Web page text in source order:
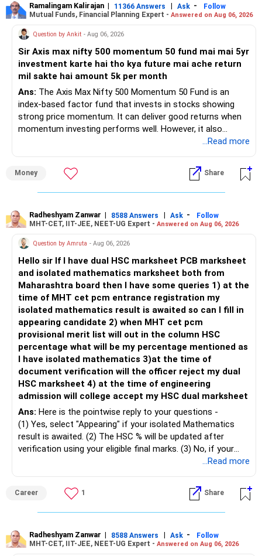
retirement.
– You have started planning well before retirement.
» Areas That Need More Attention
– Your retirement is only 10 years away.
– Your child is just 6 years old.
– Higher education expenses will come after your
retirement.
– So, retirement and child's education must run together.
– Review whether your present SIP is enough.
– Increase SIP every year whenever salary increases.
– Even a small annual increase can create a much bigger
– Keep retirement as your first financial priority.
» Child's Education
– Create a separate mutual fund portfolio for your child's
education.
– Avoid mixing it with retirement investments.
– Review this goal every two to three years.
» Emergency Fund
– Maintain at least 6 to 12 months of family expenses.
– Keep this money in safe and easily accessible
investments.
– This prevents disturbing your long-term investments.
» Home Loan Strategy
– Continue your EMI regularly.
– If you receive bonus or any lump sum, consider part
– Do not use all surplus for loan closure alone.
» Insurance Review
– Health insurance is in place. Good.
– Also check whether you have adequate term life
Ramalingam Kalirajan | 11366 Answers | Ask -
Follow
Mutual Funds, Financial Planning Expert - Answered on Aug 06, 2026
Question by Ankit - Aug 06, 2026
Sir Axis max nifty 500 momentum 50 fund mai mai 5yr
investment karte hai tho kya future mai ache return
mil sakte hai amount 5k per month
Ans: The Axis Max Nifty 500 Momentum 50 Fund is an
index-based factor fund that invests in stocks showing
strong price momentum. It can deliver good returns when
momentum investing performs well. However, it also
carries higher risk and volatility than diversified actively
My view for a 5-year investment:
more suitable for this type of fund.
– Returns cannot be guaranteed. Good performance in the
past does not ensure similar returns in the future.
– Momentum strategies can underperform for long periods
when market trends reverse.
– This fund may witness sharper ups and downs than
diversified equity funds.
– Investing Rs.5,000 per month through SIP is a disciplined
approach and helps reduce timing risk.
For most investors, I prefer actively managed diversified
equity funds over momentum index funds because:
– Fund managers can reduce exposure to expensive or
weak sectors.
– They can adapt to changing market conditions.
– They aim to manage downside risk better during volatile
markets.
investment, choose a diversified actively managed mutual
fund instead of putting the entire Rs.5,000 into a
...Read more
Money Share
Radheshyam Zanwar | 8588 Answers | Ask -
Follow
MHT-CET, IIT-JEE, NEET-UG Expert - Answered on Aug 06, 2026
Question by Amruta - Aug 06, 2026
Hello sir If I have dual HSC marksheet PCB marksheet
and isolated mathematics marksheet both from
Maharashtra board then I have some queries 1) at the
time of MHT cet pcm entrance registration my
isolated mathematics result is awaited so can I fill in
appearing candidate 2) when MHT cet pcm
provisional merit list will out in the column HSC
percentage what will be my percentage mentioned as
I have isolated mathematics 3)at the time of
document verification will the officer reject my dual
HSC marksheet 4) at the time of engineering
admission will college accept my HSC dual marksheet
Ans: Here is the pointwise reply to your questions -
(1) Yes, select "Appearing" if your isolated Mathematics
result is awaited. (2) The HSC % will be updated after
verification using your eligible final marks. (3) No, if your
documents comply with Maharashtra Board rules, they
isolated Mathematics marksheets if they meet CET Cell
eligibility.
Follow me if you receive this reply.
Radheshyam
...Read more
Career 1 Share
Radheshyam Zanwar | 8588 Answers | Ask -
Follow
MHT-CET, IIT-JEE, NEET-UG Expert - Answered on Aug 06, 2026